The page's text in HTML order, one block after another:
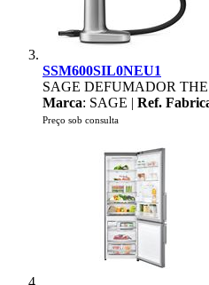
SSM600SIL0NEU1
SAGE DEFUMADOR
Marca: SAGE | Ref.
Preço sob consulta